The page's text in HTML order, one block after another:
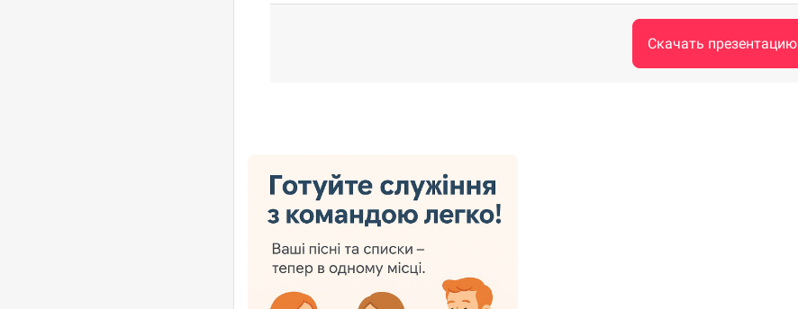
Скачать презентацию